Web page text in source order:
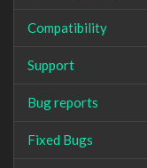
Compatibility
Support
Bug reports
Fixed Bugs